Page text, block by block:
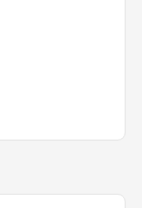
di acquagym e